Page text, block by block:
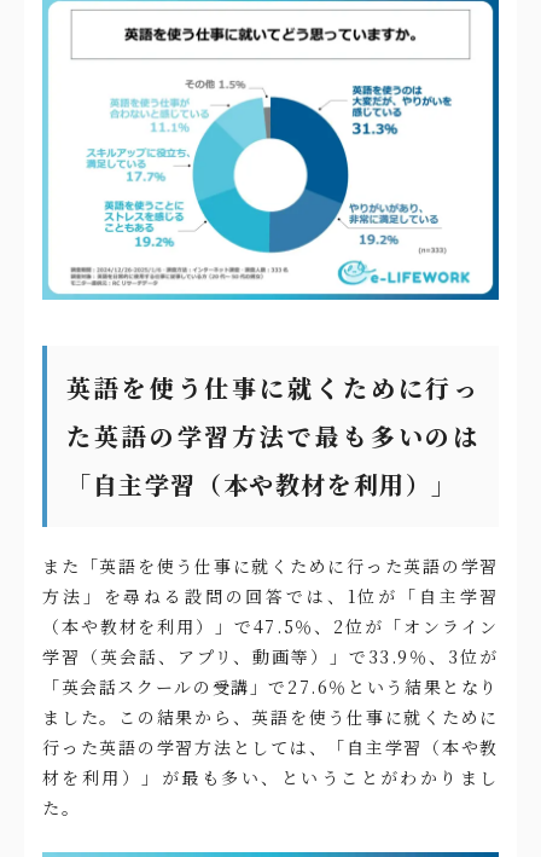
英語を使う仕事に就くために行っ
た英語の学習方法で最も多いのは
「自主学習（本や教材を利用）」
また「英語を使う仕事に就くために行った英語の学習
方法」を尋ねる設問の回答では、1位が「自主学習
（本や教材を利用）」で47.5％、2位が「オンライン
学習（英会話、アプリ、動画等）」で33.9％、3位が
「英会話スクールの受講」で27.6％という結果となり
ました。この結果から、英語を使う仕事に就くために
行った英語の学習方法としては、「自主学習（本や教
材を利用）」が最も多い、ということがわかりまし
た。